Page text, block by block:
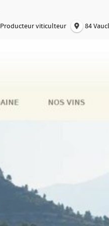
Producteur viticulteur 84